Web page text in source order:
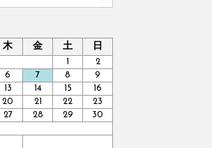
木 金 土 日
1
2
6 7 8
9
13 14 15
16
20 21 22
23
27 28 29
30